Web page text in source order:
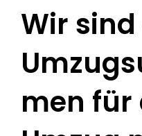
Wir
men für